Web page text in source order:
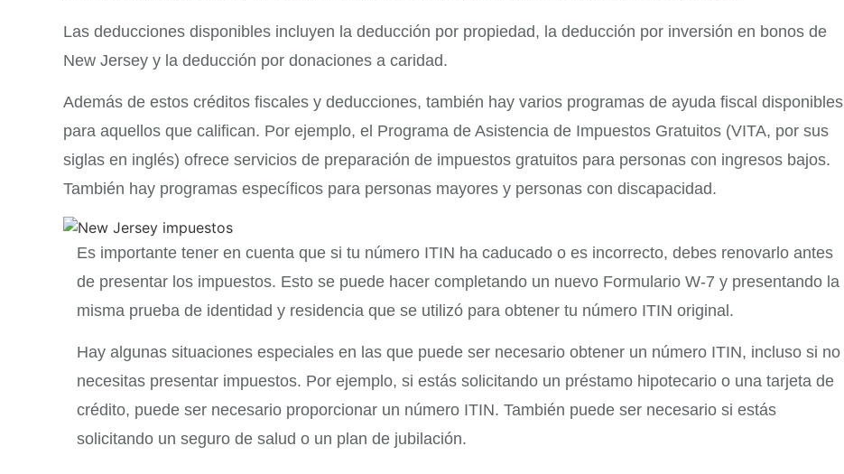
Las deducciones disponibles incluyen la deducción por propiedad, la deducción por inversión en bonos de
New Jersey y la deducción por donaciones a caridad.
Además de estos créditos fiscales y deducciones, también hay varios programas de ayuda fiscal disponibles
para aquellos que califican. Por ejemplo, el Programa de Asistencia de Impuestos Gratuitos (VITA, por sus
siglas en inglés) ofrece servicios de preparación de impuestos gratuitos para personas con ingresos bajos.
También hay programas específicos para personas mayores y personas con discapacidad.
Es importante tener en cuenta que si tu número ITIN ha caducado o es incorrecto, debes renovarlo antes
de presentar los impuestos. Esto se puede hacer completando un nuevo Formulario W-7 y presentando la
misma prueba de identidad y residencia que se utilizó para obtener tu número ITIN original.
Hay algunas situaciones especiales en las que puede ser necesario obtener un número ITIN, incluso si no
necesitas presentar impuestos. Por ejemplo, si estás solicitando un préstamo hipotecario o una tarjeta de
crédito, puede ser necesario proporcionar un número ITIN. También puede ser necesario si estás
solicitando un seguro de salud o un plan de jubilación.